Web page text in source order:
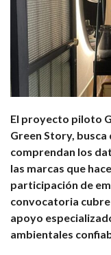
El proyecto piloto
Green Story,
comprendan los
las marcas que
participación de
convocatoria
apoyo
ambientales